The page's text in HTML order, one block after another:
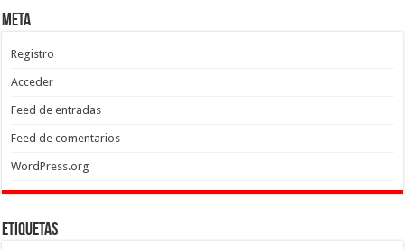
Meta
Registro
Acceder
Feed de entradas
Feed de comentarios
WordPress.org
Etiquetas